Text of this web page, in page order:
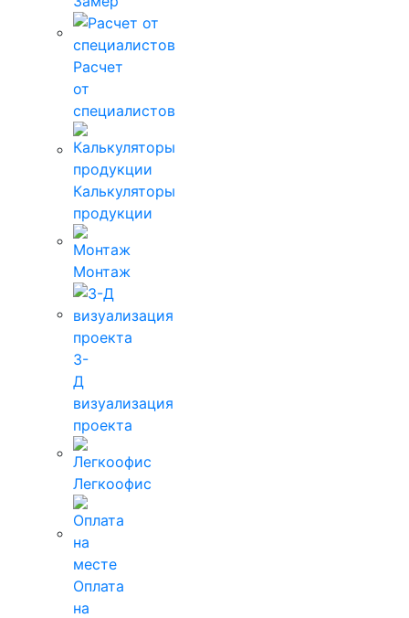
Расчет
от
специалистов
Калькуляторы
продукции
Монтаж
3-
Д
визуализация
проекта
Легкоофис
Оплата
на